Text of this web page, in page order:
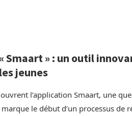
Smaart » : un outil
jeunes
l’application Smaart, une
le début d’un processus de